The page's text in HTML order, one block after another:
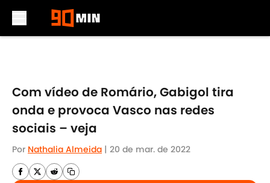
Com vídeo de Romário, Gabigol tira
onda e provoca Vasco nas redes
sociais – veja
Por Nathalia Almeida | 20 de mar. de 2022